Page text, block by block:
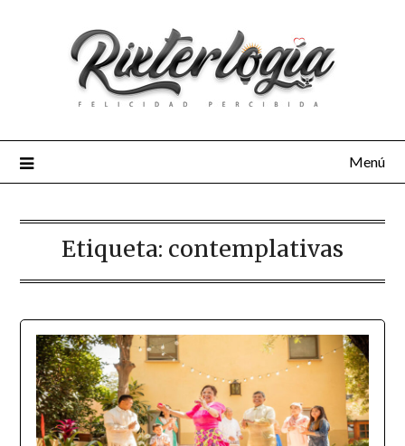
Menú
Etiqueta: contemplativas